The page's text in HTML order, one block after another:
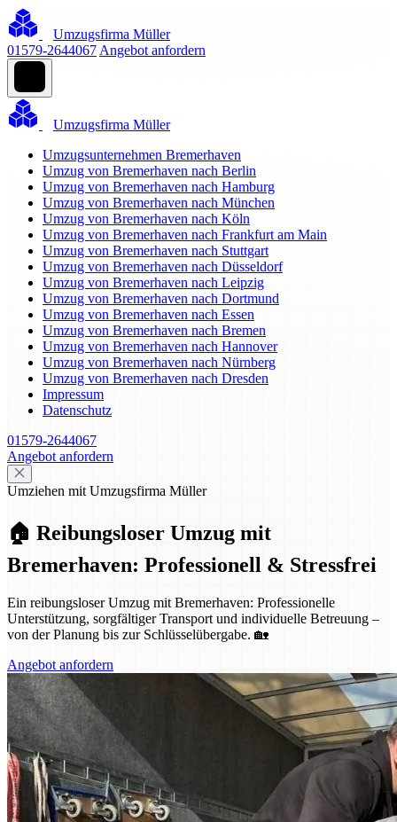
Umzugsfirma Müller
01579-2644067 Angebot anfordern
Umzugsfirma Müller
Umzugsunternehmen Bremerhaven
Umzug von Bremerhaven nach Berlin
Umzug von Bremerhaven nach Hamburg
Umzug von Bremerhaven nach München
Umzug von Bremerhaven nach Köln
Umzug von Bremerhaven nach Frankfurt am Main
Umzug von Bremerhaven nach Stuttgart
Umzug von Bremerhaven nach Düsseldorf
Umzug von Bremerhaven nach Leipzig
Umzug von Bremerhaven nach Dortmund
Umzug von Bremerhaven nach Essen
Umzug von Bremerhaven nach Bremen
Umzug von Bremerhaven nach Hannover
Umzug von Bremerhaven nach Nürnberg
Umzug von Bremerhaven nach Dresden
Impressum
Datenschutz
01579-2644067
Angebot anfordern
Umziehen mit Umzugsfirma Müller
🏠 Reibungsloser Umzug mit
Bremerhaven: Professionell & Stressfrei
Ein reibungsloser Umzug mit Bremerhaven: Professionelle
Unterstützung, sorgfältiger Transport und individuelle Betreuung –
von der Planung bis zur Schlüsselübergabe. 🏡
Angebot anfordern